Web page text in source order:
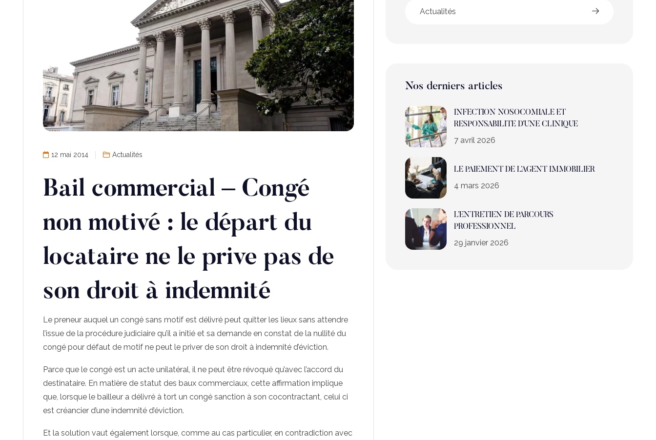
12 mai 2014 Actualités
Bail commercial – Congé
non motivé : le départ du
locataire ne le prive pas de
son droit à indemnité
Le preneur auquel un congé sans motif est délivré peut quitter les lieux sans attendre
l’issue de la procédure judiciaire qu’il a initié et sa demande en constat de la nullité du
congé pour défaut de motif ne peut le priver de son droit à indemnité d’éviction.
Parce que le congé est un acte unilatéral, il ne peut être révoqué qu’avec l’accord du
destinataire. En matière de statut des baux commerciaux, cette affirmation implique
que, lorsque le bailleur a délivré à tort un congé sanction à son cocontractant, celui ci
est créancier d’une indemnité d’éviction.
Et la solution vaut également lorsque, comme au cas particulier, en contradiction avec
Actualités
Nos derniers articles
INFECTION NOSOCOMIALE ET
RESPONSABILITE D’UNE CLINIQUE
7 avril 2026
LE PAIEMENT DE L’AGENT IMMOBILIER
4 mars 2026
L’ENTRETIEN DE PARCOURS
PROFESSIONNEL
29 janvier 2026